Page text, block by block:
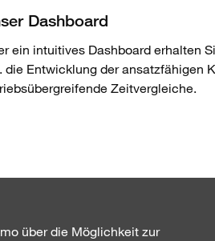
Dashboard
ein intuitives Dashboard erhalten
die Entwicklung der ansatzfähigen
Zeitvergleiche.
über die Möglichkeit zur